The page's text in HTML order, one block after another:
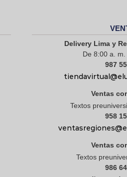
Delivery Lima y
De 8:00 a.
987
Ventas
Textos
958
Ventas
Textos
986